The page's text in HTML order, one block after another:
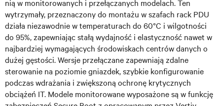
nią w monitorowanych i przełączanych modelach. Ten
wytrzymały, przeznaczony do montażu w szafach rack PDU
działa niezawodnie w temperaturach do 60°C i wilgotności
do 95%, zapewniając stałą wydajność i elastyczność nawet w
najbardziej wymagających środowiskach centrów danych o
dużej gęstości. Wersje przełączane zapewniają zdalne
sterowanie na poziomie gniazdek, szybkie konfigurowanie
podczas wdrażania i zwiększoną ochronę krytycznych
obciążeń IT. Modele monitorowane wyposażone są w funkcję